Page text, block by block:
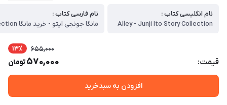
نام انگلیسی کتاب :
Alley - Junji Ito Story Collection
نام فارسی کتاب :
قیمت:
655,000 13٪
570,000تومان
افزودن به سبدخرید